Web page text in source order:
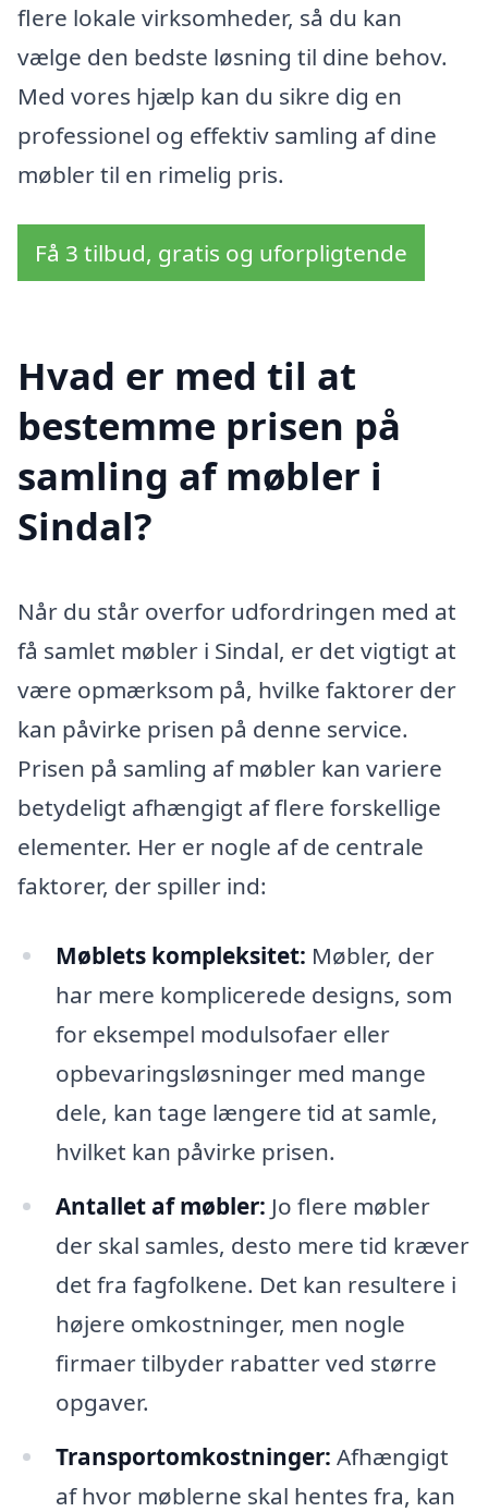
flere lokale virksomheder, så du kan
vælge den bedste løsning til dine behov.
Med vores hjælp kan du sikre dig en
professionel og effektiv samling af dine
møbler til en rimelig pris.
Få 3 tilbud, gratis og uforpligtende
Hvad er med til at
bestemme prisen på
samling af møbler i
Sindal?
Når du står overfor udfordringen med at
få samlet møbler i Sindal, er det vigtigt at
være opmærksom på, hvilke faktorer der
kan påvirke prisen på denne service.
Prisen på samling af møbler kan variere
betydeligt afhængigt af flere forskellige
elementer. Her er nogle af de centrale
faktorer, der spiller ind:
Møblets kompleksitet: Møbler, der
har mere komplicerede designs, som
for eksempel modulsofaer eller
opbevaringsløsninger med mange
dele, kan tage længere tid at samle,
hvilket kan påvirke prisen.
Antallet af møbler: Jo flere møbler
der skal samles, desto mere tid kræver
det fra fagfolkene. Det kan resultere i
højere omkostninger, men nogle
firmaer tilbyder rabatter ved større
opgaver.
Transportomkostninger: Afhængigt
af hvor møblerne skal hentes fra, kan